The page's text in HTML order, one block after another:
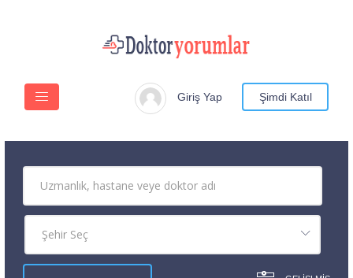
Giriş Yap Şimdi Katıl